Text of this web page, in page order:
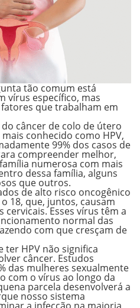
tão comum está
vírus específico, mas
que trabalham em
câncer de colo de útero
conhecido como HPV,
99% dos casos de
compreender melhor,
numerosa com mais
dessa família, alguns
que outros.
dealto risco oncogênico
18, que, juntos, causam
cervicais. Esses vírus têm a
normal das
com que cresçam de
ter HPV não significa
câncer. Estudos
das mulheres sexualmente
com o vírus ao longo da
parcela desenvolverá a
nosso sistema
a infecção na maioria